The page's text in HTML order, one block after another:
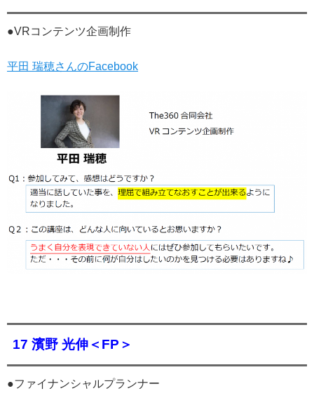
●VRコンテンツ企画制作
平田 瑞穂さんのFacebook
17 濱野 光伸＜FP＞
●ファイナンシャルプランナー